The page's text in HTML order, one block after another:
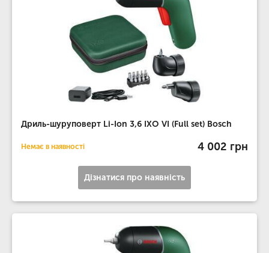
Дриль-шуруповерт Li-Ion 3,6 IXO VI (Full set) Bosch
Немає в наявності 4 002 грн
Дізнатися про наявність